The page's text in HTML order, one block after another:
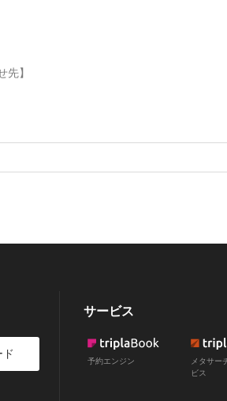
】
サービス
予約エンジン
メタサー
ビス